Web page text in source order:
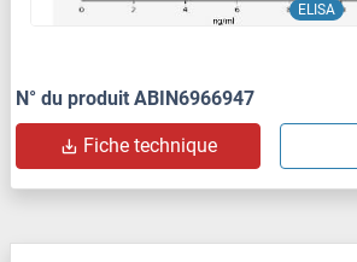
ELISA
N° du produit ABIN6966947
Fiche technique